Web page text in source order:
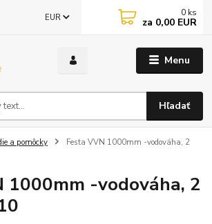
Menu
EUR
Hľadať
0 ks
za 0,00 EUR
a pomôcky
Festa VVN 1000mm -vodováha, 2
1000mm -vodováha, 2